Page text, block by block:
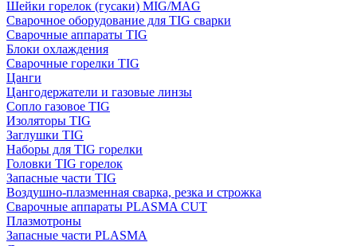
Шейки горелок (гусаки) MIG/MAG
Сварочное оборудование для TIG сварки
Сварочные аппараты TIG
Блоки охлаждения
Сварочные горелки TIG
Цанги
Цангодержатели и газовые линзы
Сопло газовое TIG
Изоляторы TIG
Заглушки TIG
Наборы для TIG горелки
Головки TIG горелок
Запасные части TIG
Воздушно-плазменная сварка, резка и строжка
Сварочные аппараты PLASMA CUT
Плазмотроны
Запасные части PLASMA